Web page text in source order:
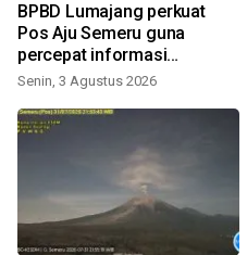
BPBD Lumajang perkuat
Pos Aju Semeru guna
percepat informasi
kebencanaan
Senin, 3 Agustus 2026